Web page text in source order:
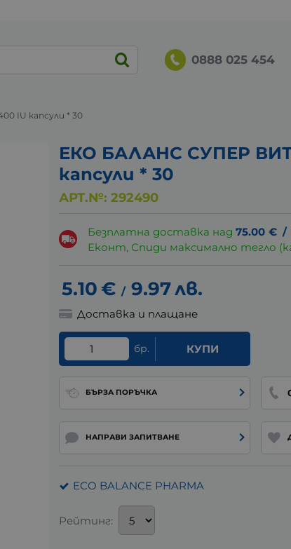
0888 025 454
IU капсули * 30
ЕКО БАЛАНС СУПЕР
капсули * 30
АРТ.№: 292490
Безплатна доставка над75.00 € /
Еконт, Спиди максимално тегло
5.10€ / 9.97лв.
Доставка и плащане
бр. КУПИ
БЪРЗА ПОРЪЧКА
НАПРАВИ ЗАПИТВАНЕ
ECO BALANCE PHARMA
Рейтинг: